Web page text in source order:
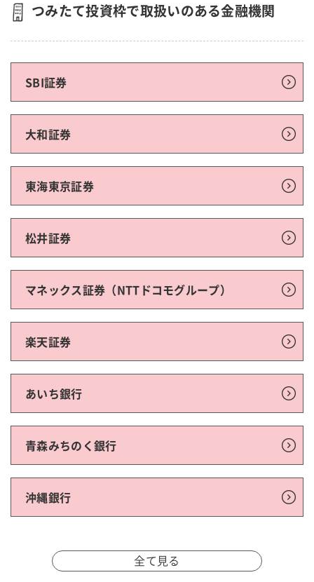
つみたて投資枠で取扱いのある金融機関
SBI証券
大和証券
東海東京証券
松井証券
マネックス証券（NTTドコモグループ）
楽天証券
あいち銀行
青森みちのく銀行
沖縄銀行
全て見る